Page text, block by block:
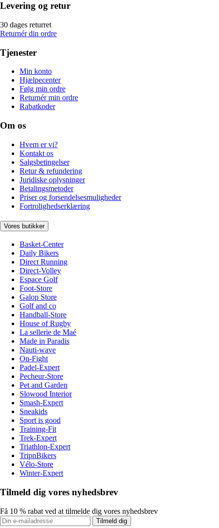
Levering og retur
30 dages returret
Returnér din ordre
Tjenester
Min konto
Hjælpecenter
Følg min ordre
Returnér min ordre
Rabatkoder
Om os
Hvem er vi?
Kontakt os
Salgsbetingelser
Retur & refundering
Juridiske oplysninger
Betalingsmetoder
Priser og forsendelsesmuligheder
Fortrolighedserklæring
Vores butikker
Basket-Center
Daily Bikers
Direct Running
Direct-Volley
Espace Golf
Foot-Store
Galop Store
Golf and co
Handball-Store
House of Rugby
La sellerie de Maé
Made in Paradis
Nauti-wave
On-Fight
Padel-Expert
Pecheur-Store
Pet and Garden
Slowood Interior
Smash-Expert
Sneakids
Sport is good
Training-Fit
Trek-Expert
Triathlon-Expert
TripnBikers
Vélo-Store
Winter-Expert
Tilmeld dig vores nyhedsbrev
Få 10 % rabat ved at tilmelde dig vores nyhedsbrev
Tilmeld dig